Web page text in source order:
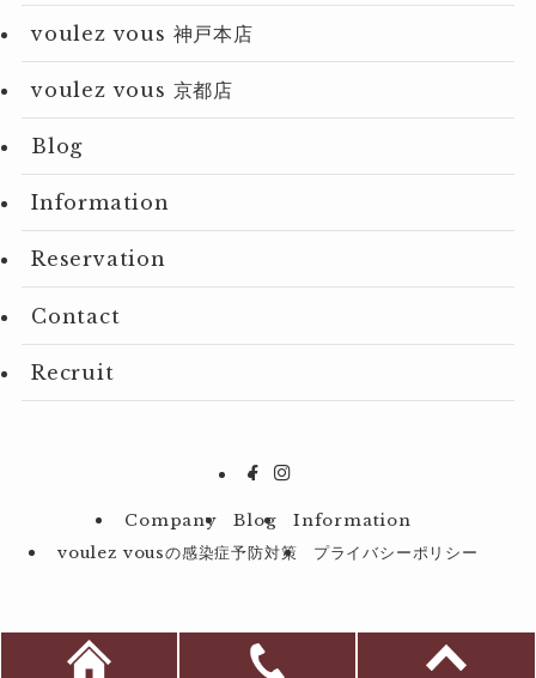
voulez vous 神戸本店
voulez vous 京都店
Blog
Information
Reservation
Contact
Recruit
Company Blog
Information
voulez vousの感染症予防対策
プライバシーポリシー
2023 P.P.P.Creation Co.Ltd.